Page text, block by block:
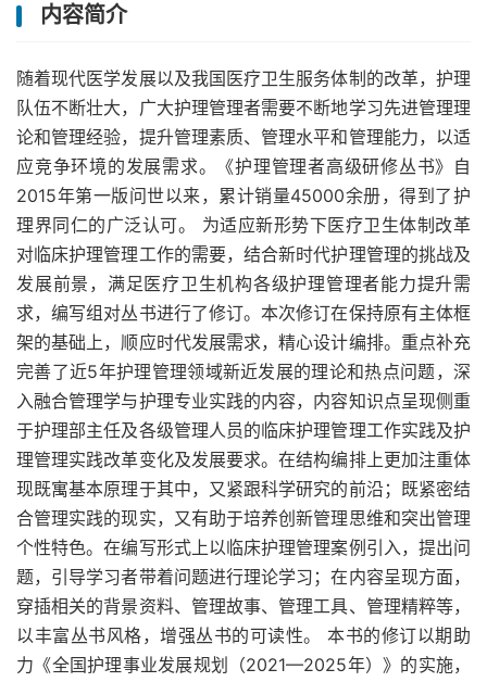
内容简介
随着现代医学发展以及我国医疗卫生服务体制的改革，护理
队伍不断壮大，广大护理管理者需要不断地学习先进管理理
论和管理经验，提升管理素质、管理水平和管理能力，以适
应竞争环境的发展需求。《护理管理者高级研修丛书》自
2015年第一版问世以来，累计销量45000余册，得到了护
理界同仁的广泛认可。 为适应新形势下医疗卫生体制改革
对临床护理管理工作的需要，结合新时代护理管理的挑战及
发展前景，满足医疗卫生机构各级护理管理者能力提升需
求，编写组对丛书进行了修订。本次修订在保持原有主体框
架的基础上，顺应时代发展需求，精心设计编排。重点补充
完善了近5年护理管理领域新近发展的理论和热点问题，深
入融合管理学与护理专业实践的内容，内容知识点呈现侧重
于护理部主任及各级管理人员的临床护理管理工作实践及护
理管理实践改革变化及发展要求。在结构编排上更加注重体
现既寓基本原理于其中，又紧跟科学研究的前沿；既紧密结
合管理实践的现实，又有助于培养创新管理思维和突出管理
个性特色。在编写形式上以临床护理管理案例引入，提出问
题，引导学习者带着问题进行理论学习；在内容呈现方面，
穿插相关的背景资料、管理故事、管理工具、管理精粹等，
以丰富丛书风格，增强丛书的可读性。 本书的修订以期助
力《全国护理事业发展规划（2021—2025年）》的实施，